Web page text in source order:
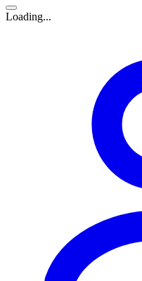
Loading...